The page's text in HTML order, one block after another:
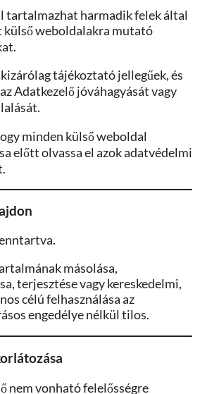
tartalmazhat harmadik felek által
weboldalakra mutató
kizárólag tájékoztató jellegűek, és
Adatkezelő jóváhagyását vagy
minden külső weboldal
előtt olvassa el azok adatvédelmi
másolása,
terjesztése vagy kereskedelmi,
célú felhasználása az
engedélye nélkül tilos.
nem vonható felelősségre